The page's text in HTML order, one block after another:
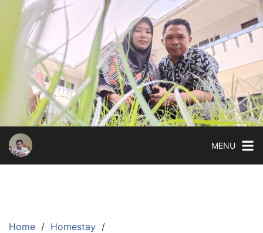
content
MENU
Home
Homestay